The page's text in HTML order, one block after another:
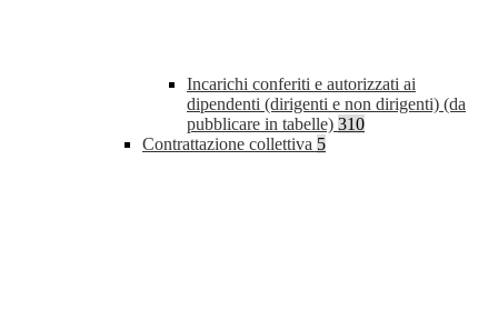
Incarichi conferiti e autorizzati ai
dipendenti (dirigenti e non dirigenti) (da
pubblicare in tabelle) 310
Contrattazione collettiva 5